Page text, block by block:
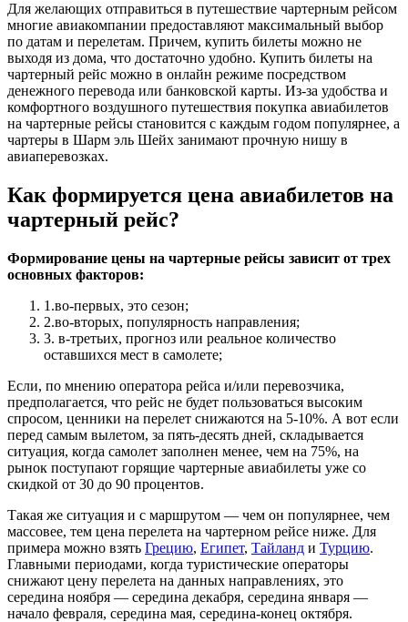
Для желающих отправиться в путешествие чартерным рейсом
многие авиакомпании предоставляют максимальный выбор
по датам и перелетам. Причем, купить билеты можно не
выходя из дома, что достаточно удобно. Купить билеты на
чартерный рейс можно в онлайн режиме посредством
денежного перевода или банковской карты. Из-за удобства и
комфортного воздушного путешествия покупка авиабилетов
на чартерные рейсы становится с каждым годом популярнее, а
чартеры в Шарм эль Шейх занимают прочную нишу в
авиаперевозках.
Как формируется цена авиабилетов на
чартерный рейс?
Формирование цены на чартерные рейсы зависит от трех
основных факторов:
1.во-первых, это сезон;
2.во-вторых, популярность направления;
3. в-третьих, прогноз или реальное количество
оставшихся мест в самолете;
Если, по мнению оператора рейса и/или перевозчика,
предполагается, что рейс не будет пользоваться высоким
спросом, ценники на перелет снижаются на 5-10%. А вот если
перед самым вылетом, за пять-десять дней, складывается
ситуация, когда самолет заполнен менее, чем на 75%, на
рынок поступают горящие чартерные авиабилеты уже со
скидкой от 30 до 90 процентов.
Такая же ситуация и с маршрутом — чем он популярнее, чем
массовее, тем цена перелета на чартерном рейсе ниже. Для
примера можно взять Грецию, Египет, Тайланд и Турцию.
Главными периодами, когда туристические операторы
снижают цену перелета на данных направлениях, это
середина ноября — середина декабря, середина января —
начало февраля, середина мая, середина-конец октября.